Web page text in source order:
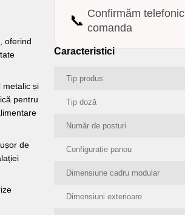
oferind
metalic și
pentru
de
📞 Confirmăm telefonic
comanda
Caracteristici
Tip produs
Tip doză
Număr de posturi
Configurație panou
Dimensiune cadru modular
Dimensiuni exterioare